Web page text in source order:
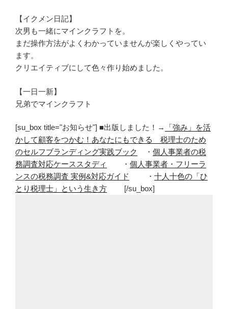
【イクメン日記】
次男も一緒にマインクラフトを。
まだ操作方法がよくわかっていませんが楽しくやってい
ます。
クリエイティブにして色々作り始めました。
【一日一新】
兄弟でマインクラフト
[su_box title="お知らせ"] ■出版しました！→
「強み」を活
かして顧客をつかむ！あなたにもできる 税理士のため
のセルフブランディング実践ブック
・ 個人事業者の税
務調査対応ケーススタディ
・ 個人事業者・フリーラ
ンスの税務調査 実例&対応ガイド
・ 十人十色の「ひ
とり税理士」という生き方 [/su_box]